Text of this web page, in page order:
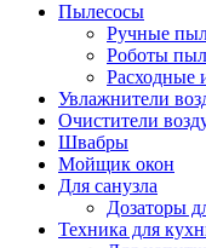
Пылесосы
Ручные
Роботы
Расходные
Увлажнители
Очистители
Швабры
Мойщик окон
Для санузла
Дозаторы
Техника для